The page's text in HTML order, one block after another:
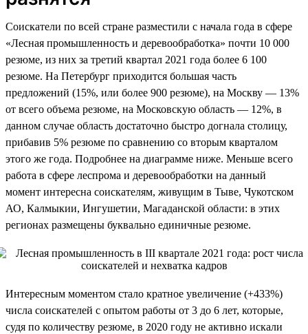
Соискатели по всей стране разместили с начала года в сфере
«Лесная промышленность и деревообработка» почти 10 000
резюме, из них за третий квартал 2021 года более 6 100
резюме. На Петербург приходится большая часть
предложений (15%, или более 900 резюме), на Москву — 13%
от всего объема резюме, на Московскую область — 12%, в
данном случае область достаточно быстро догнала столицу,
прибавив 5% резюме по сравнению со вторым кварталом
этого же года. Подробнее на диаграмме ниже. Меньше всего
работа в сфере леспрома и деревообработки на данный
момент интересна соискателям, живущим в Тыве, Чукотском
АО, Калмыкии, Ингушетии, Магаданской области: в этих
регионах размещены буквально единичные резюме.
Интересным моментом стало кратное увеличение (+433%)
числа соискателей с опытом работы от 3 до 6 лет, которые,
судя по количеству резюме, в 2020 году не активно искали